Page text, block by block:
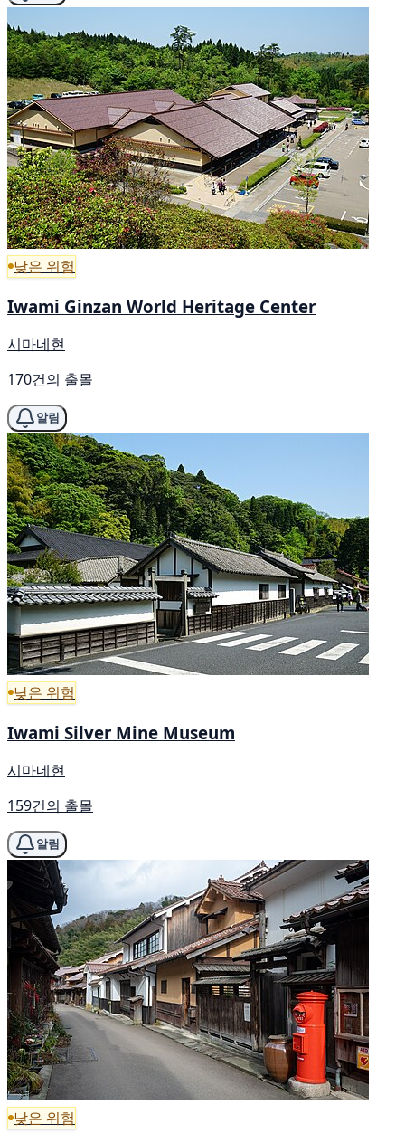
낮은 위험
Iwami Ginzan World Heritage Center
시마네현
170건의 출몰
알림
낮은 위험
Iwami Silver Mine Museum
시마네현
159건의 출몰
알림
낮은 위험